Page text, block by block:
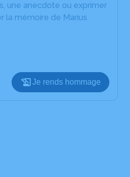
une anecdote ou exprimer
la mémoire de Marius
Je rends hommage